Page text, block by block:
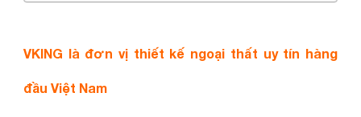
VKING là đơn vị thiết kế ngoại thất uy tín hàng
đầu Việt Nam